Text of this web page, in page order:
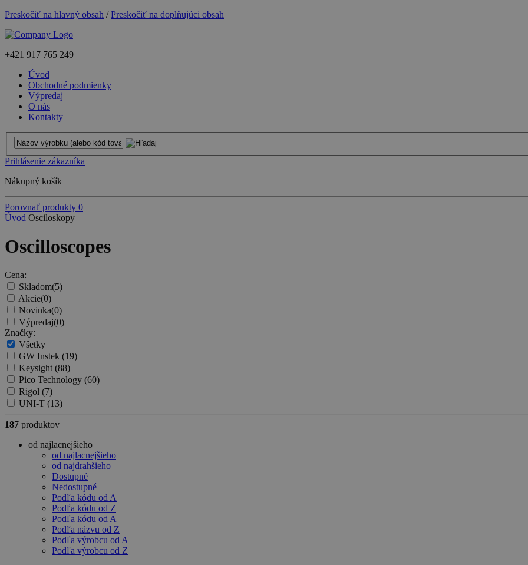
Preskočiť na hlavný obsah /Preskočiť na doplňujúci obsah
+421 917 765 249
Úvod
Obchodné podmienky
Výpredaj
O nás
Kontakty
Prihlásenie zákazníka
Nákupný košík
Porovnať produkty 0
Úvod Osciloskopy
Oscilloscopes
Cena:
Skladom(5)
Akcie(0)
Novinka(0)
Výpredaj(0)
Značky:
Všetky
GW Instek (19)
Keysight(88)
Pico Technology (60)
Rigol (7)
UNI-T (13)
187 produktov
od najlacnejšieho
od najlacnejšieho
od najdrahšieho
Dostupné
Nedostupné
Podľa kódu od A
Podľa kódu od Z
Podľa kódu od A
Podľa názvu od Z
Podľa výrobcu od A
Podľa výrobcu od Z